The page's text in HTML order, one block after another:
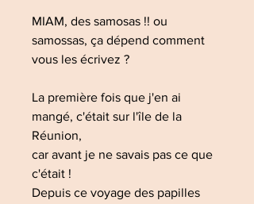
MIAM, des samosas !! ou
samossas, ça dépend comment
vous les écrivez ?
La première fois que j'en ai
mangé, c'était sur l'île de la
Réunion,
car avant je ne savais pas ce que
c'était !
Depuis ce voyage des papilles